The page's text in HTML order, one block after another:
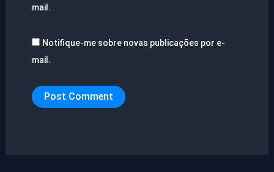
mail.
Notifique-me sobre novas publicações por e-
mail.